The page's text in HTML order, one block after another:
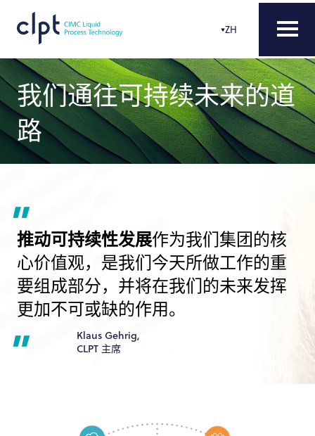
ZH
我们通往可持续未来的道
路
推动可持续性发展作为我们集团的核
心价值观，是我们今天所做工作的重
要组成部分，并将在我们的未来发挥
更加不可或缺的作用。
Klaus Gehrig,
CLPT 主席